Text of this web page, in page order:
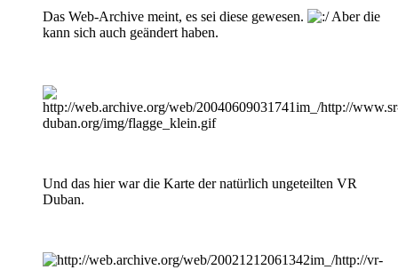
Das Web-Archive meint, es sei diese gewesen.
Aber die
kann sich auch geändert haben.
Und das hier war die Karte der natürlich ungeteilten VR
Duban.